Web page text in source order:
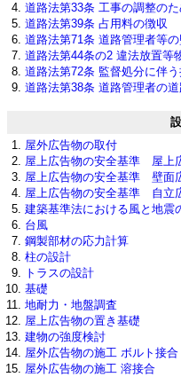
道路法第33条 工事の調整の
道路法第39条 占用料の徴収
道路法第71条 道路管理者等
道路法第44条の2 違法放置等
道路法第72条 監督処分に伴
道路法第38条 道路管理者の
屋外広告物の取付
屋上広告物の安全基準 屋上
屋上広告物の安全基準 壁面
屋上広告物の安全基準 自立
建築基準法における風と地震
台風
鋼製部材の応力計算
柱の設計
トラスの設計
基礎
地耐力・地盤調査
屋上広告物の置き基礎
建物の強度検討
屋外広告物の施工 ボルト接合
屋外広告物の施工 溶接合